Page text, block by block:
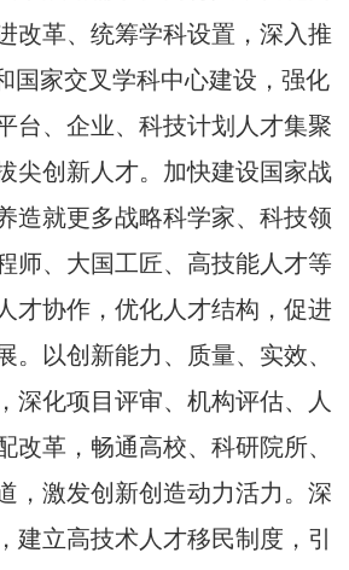
改革、统筹学科设置，深入推
国家交叉学科中心建设，强化
台、企业、科技计划人才集聚
尖创新人才。加快建设国家战
造就更多战略科学家、科技领
师、大国工匠、高技能人才等
才协作，优化人才结构，促进
。以创新能力、质量、实效、
深化项目评审、机构评估、人
改革，畅通高校、科研院所、
，激发创新创造动力活力。深
建立高技术人才移民制度，引